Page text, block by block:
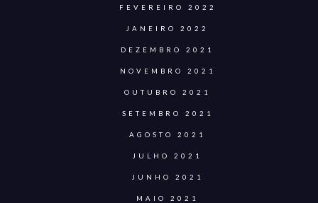
FEVEREIRO 2022
JANEIRO 2022
DEZEMBRO 2021
NOVEMBRO 2021
OUTUBRO 2021
SETEMBRO 2021
AGOSTO 2021
JULHO 2021
JUNHO 2021
MAIO 2021